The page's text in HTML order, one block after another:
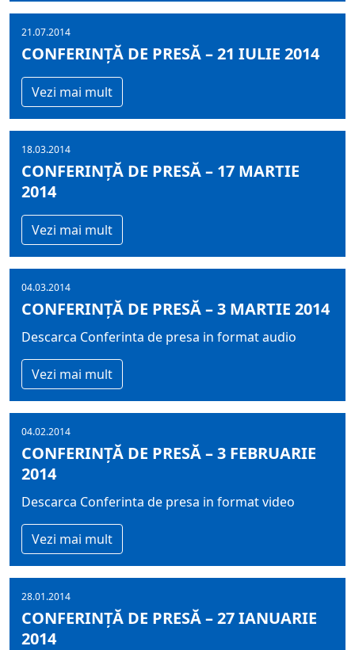
21.07.2014
CONFERINȚĂ DE PRESĂ – 21 IULIE 2014
Vezi mai mult
18.03.2014
CONFERINȚĂ DE PRESĂ – 17 MARTIE
2014
Vezi mai mult
04.03.2014
CONFERINȚĂ DE PRESĂ – 3 MARTIE 2014
Descarca Conferinta de presa in format audio
Vezi mai mult
04.02.2014
CONFERINȚĂ DE PRESĂ – 3 FEBRUARIE
2014
Descarca Conferinta de presa in format video
Vezi mai mult
28.01.2014
CONFERINȚĂ DE PRESĂ – 27 IANUARIE
2014